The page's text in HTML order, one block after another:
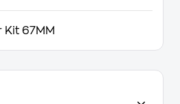
Kit 67MM